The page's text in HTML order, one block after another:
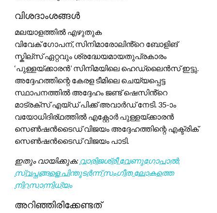
വിശദാംശങ്ങൾ
മലയാളത്തിൽ എഴുതുക
വിവേക് ഗോപന്, സിനിമാരോലിൻ്റെ ബോളിങ്
സ്കില്സ് ഏറ്റവും ശ്രദ്ധേയമായതുപ്രകാരം
‘പുള്ളയ്ക്കാരൻ’ സിനിമയിലെ ഹെഡ്‌ലൈൻസ് ഇട്ടു.
അദ്ദേഹത്തിന്റെ കേരള ടീമിലെ ചെയ്യപ്പെട്ട
സ്ഥാപനത്തിൽ അദ്ദേഹം ജണ്ട് ഷെസിൻ്റെ
മാട്രക്സ് എയ്ഡ് പിക്ക് അവാർഡ് നേടി. 35-ാം
വയോധിദിര്ഥത്തിൽ എക്റ്റോർ പുള്ളയ്ക്കാരൻ
സെൺഷന്‍ടൈഡ് വിജയം അദ്ദേഹത്തിന്റെ എക്ട്രിക്
സെൺഷന്‍ടൈഡ് വിജയം പാടി.
ഇതും വായിക്കുക: വാരിജശ്രീ വേണുഗോപാൽ:
സ്വപ്നങ്ങളെ പിന്തുടർന്ന് സംഗീത ലോകത്തെ
നിറസാന്നിധ്യം
അറിഞ്ഞിരിക്കേണ്ടത്